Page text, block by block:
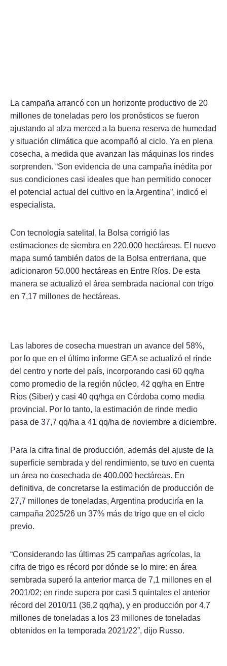
La campaña arrancó con un horizonte productivo de 20
millones de toneladas pero los pronósticos se fueron
ajustando al alza merced a la buena reserva de humedad
y situación climática que acompañó al ciclo. Ya en plena
cosecha, a medida que avanzan las máquinas los rindes
sorprenden. “Son evidencia de una campaña inédita por
sus condiciones casi ideales que han permitido conocer
el potencial actual del cultivo en la Argentina”, indicó el
especialista.
Con tecnología satelital, la Bolsa corrigió las
estimaciones de siembra en 220.000 hectáreas. El nuevo
mapa sumó también datos de la Bolsa entrerriana, que
adicionaron 50.000 hectáreas en Entre Ríos. De esta
manera se actualizó el área sembrada nacional con trigo
en 7,17 millones de hectáreas.
Las labores de cosecha muestran un avance del 58%,
por lo que en el último informe GEA se actualizó el rinde
del centro y norte del país, incorporando casi 60 qq/ha
como promedio de la región núcleo, 42 qq/ha en Entre
Ríos (Siber) y casi 40 qq/hga en Córdoba como media
provincial. Por lo tanto, la estimación de rinde medio
pasa de 37,7 qq/ha a 41 qq/ha de noviembre a diciembre.
Para la cifra final de producción, además del ajuste de la
superficie sembrada y del rendimiento, se tuvo en cuenta
un área no cosechada de 400.000 hectáreas. En
definitiva, de concretarse la estimación de producción de
27,7 millones de toneladas, Argentina produciría en la
campaña 2025/26 un 37% más de trigo que en el ciclo
previo.
“Considerando las últimas 25 campañas agrícolas, la
cifra de trigo es récord por dónde se lo mire: en área
sembrada superó la anterior marca de 7,1 millones en el
2001/02; en rinde supera por casi 5 quintales el anterior
récord del 2010/11 (36,2 qq/ha), y en producción por 4,7
millones de toneladas a los 23 millones de toneladas
obtenidos en la temporada 2021/22”, dijo Russo.